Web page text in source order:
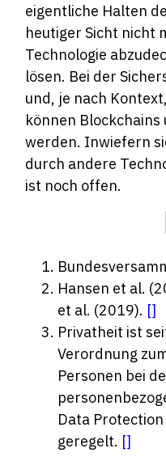
eigentliche Halten
heutiger Sicht nicht
Technologie
lösen. Bei der
und, je nach
können
werden. Inwiefern
durch andere
ist noch offen.
Hansen et al.
et al. (2019). []
Privatheit ist
Verordnung
Personen bei
Data Protection
geregelt. []